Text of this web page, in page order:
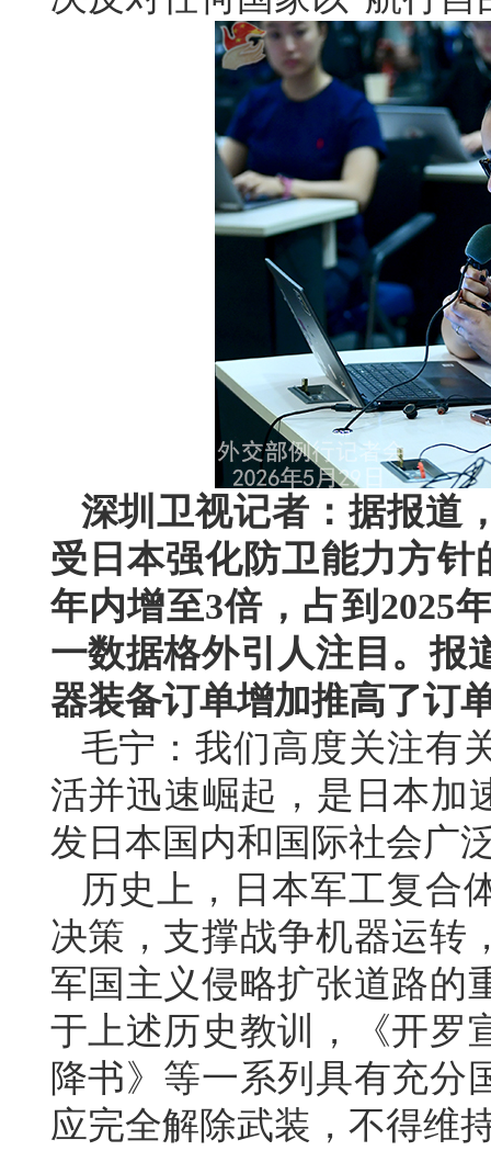
深圳卫视记者：据报道
受日本强化防卫能力方
年内增至3倍，占到2025
一数据格外引人注目。报
器装备订单增加推高了订
毛宁：我们高度关注有
活并迅速崛起，是日本加
发日本国内和国际社会广
历史上，日本军工复合
决策，支撑战争机器运转
军国主义侵略扩张道路的
于上述历史教训，《开罗
降书》等一系列具有充分
应完全解除武装，不得维